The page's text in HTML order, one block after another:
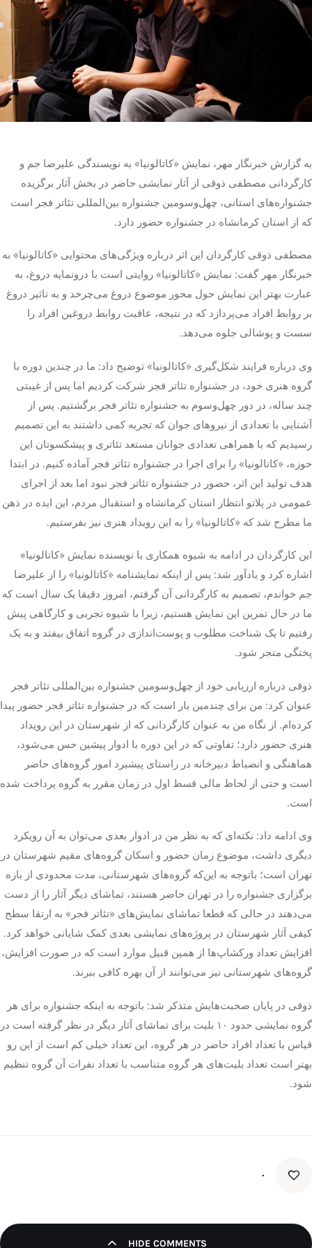
پایگاه خبری آبان
خرید موتور ایمپلنت
به گزارش خبرنگار مهر، نمایش «کاتالونیا» به نویسندگی علیرضا جم و
کارگردانی مصطفی ذوقی از آثار نمایشی حاضر در بخش آثار برگزیده
جشنواره‌های استانی، چهل‌وسومین جشنواره بین‌المللی تئاتر فجر است
که از استان کرمانشاه در جشنواره حضور دارد.
مصطفی ذوقی کارگردان این اثر درباره ویژگی‌های محتوایی «کاتالونیا» به
خبرنگار مهر گفت: نمایش «کاتالونیا» روایتی است با درونمایه دروغ، به
عبارت بهتر این نمایش حول محور موضوع دروغ می‌چرخد و به تاثیر دروغ
بر روابط افراد می‌پردازد که در نتیجه، عاقبت روابط دروغین افراد را
سست و پوشالی جلوه می‌دهد.
وی درباره فرایند شکل‌گیری «کاتالونیا» توضیح داد: ما در چندین دوره با
گروه هنری خود، در جشنواره تئاتر فجر شرکت کردیم اما پس از غیبتی
چند ساله، در دور چهل‌وسوم به جشنواره تئاتر فجر برگشتیم. پس از
آشنایی با تعدادی از نیروهای جوان که تجربه کمی داشتند به این تصمیم
رسیدیم که با همراهی تعدادی جوانان مستعد تئاتری و پیشکسوتان این
حوزه، «کاتالونیا» را برای اجرا در جشنواره تئاتر فجر آماده کنیم. در ابتدا
هدف تولید این اثر، حضور در جشنواره تئاتر فجر نبود اما بعد از اجرای
عمومی در پلاتو انتظار استان کرمانشاه و استقبال مردم، این ایده در ذهن‌
ما مطرح شد که «کاتالونیا» را به این رویداد هنری نیز بفرستیم.
این کارگردان در ادامه به شیوه همکاری با نویسنده نمایش «کاتالونیا»
اشاره کرد و یادآور شد: پس از اینکه نمایشنامه «کاتالونیا» را از علیرضا
جم خواندم، تصمیم به کارگردانی آن گرفتم، امروز دقیقا یک سال است که
ما در حال تمرین این نمایش هستیم، زیرا با شیوه تجربی و کارگاهی پیش
رفتیم تا یک شناخت مطلوب و پوست‌اندازی در گروه اتفاق بیفتد و به یک
پختگی منجر شود.
ذوقی درباره ارزیابی خود از چهل‌وسومین جشنواره بین‌المللی تئاتر فجر
عنوان کرد: من برای چندمین بار است که در جشنواره تئاتر فجر حضور پیدا
کرده‌ام. از نگاه من به عنوان کارگردانی که از شهرستان در این رویداد
هنری حضور دارد؛ تفاوتی که در این دوره با ادوار پیشین حس می‌شود،
هماهنگی و انضباط دبیرخانه در راستای پیشبرد امور گروه‌های حاضر
است و حتی از لحاظ مالی قسط اول در زمان مقرر به گروه پرداخت شده
است.
وی ادامه داد: نکته‌ای که به نظر من در ادوار بعدی می‌توان به آن رویکرد
دیگری داشت، موضوع زمان حضور و اسکان گروه‌های مقیم شهرستان در
تهران است؛ باتوجه به این‌که گروه‌های شهرستانی، مدت محدودی از بازه
برگزاری جشنواره را در تهران حاضر هستند، تماشای دیگر آثار را از دست
می‌دهند در حالی که قطعا تماشای نمایش‌های «تئاتر فجر» به ارتقا سطح
کیفی آثار شهرستان در پروژه‌های نمایشی بعدی کمک شایانی خواهد کرد.
افزایش تعداد ورکشاپ‌ها از همین قبیل موارد است که در صورت افزایش،
گروه‌های شهرستانی نیز می‌توانند از آن بهره کافی ببرند.
ذوقی در پایان صحبت‌هایش متذکر شد: باتوجه به اینکه جشنواره برای هر
گروه نمایشی حدود ۱۰ بلیت برای تماشای آثار دیگر در نظر گرفته است در
قیاس با تعداد افراد حاضر در هر گروه، این تعداد خیلی کم است از این رو
بهتر است تعداد بلیت‌های هر گروه متناسب با تعداد نفرات آن گروه تنظیم
شود.
۰
HIDE COMMENTS